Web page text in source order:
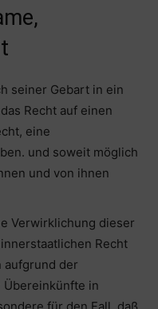
seiner Gebart in ein
Recht auf einen
eine
und soweit möglich
und von ihnen
Verwirklichung dieser
Recht
aufgrund der
in
für den Fall, daß